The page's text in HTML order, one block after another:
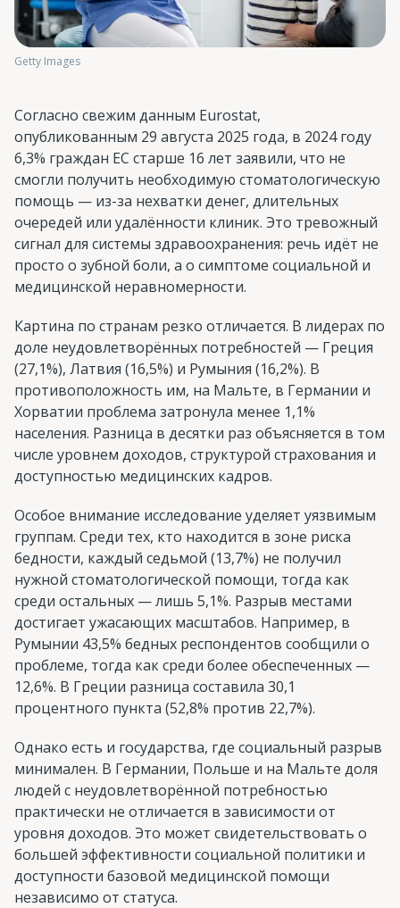
Getty Images
Согласно свежим данным Eurostat,
опубликованным 29 августа 2025 года, в 2024 году
6,3% граждан ЕС старше 16 лет заявили, что не
смогли получить необходимую стоматологическую
помощь — из-за нехватки денег, длительных
очередей или удалённости клиник. Это тревожный
сигнал для системы здравоохранения: речь идёт не
просто о зубной боли, а о симптоме социальной и
медицинской неравномерности.
Картина по странам резко отличается. В лидерах по
доле неудовлетворённых потребностей — Греция
(27,1%), Латвия (16,5%) и Румыния (16,2%). В
противоположность им, на Мальте, в Германии и
Хорватии проблема затронула менее 1,1%
населения. Разница в десятки раз объясняется в том
числе уровнем доходов, структурой страхования и
доступностью медицинских кадров.
Особое внимание исследование уделяет уязвимым
группам. Среди тех, кто находится в зоне риска
бедности, каждый седьмой (13,7%) не получил
нужной стоматологической помощи, тогда как
среди остальных — лишь 5,1%. Разрыв местами
достигает ужасающих масштабов. Например, в
Румынии 43,5% бедных респондентов сообщили о
проблеме, тогда как среди более обеспеченных —
12,6%. В Греции разница составила 30,1
процентного пункта (52,8% против 22,7%).
Однако есть и государства, где социальный разрыв
минимален. В Германии, Польше и на Мальте доля
людей с неудовлетворённой потребностью
практически не отличается в зависимости от
уровня доходов. Это может свидетельствовать о
большей эффективности социальной политики и
доступности базовой медицинской помощи
независимо от статуса.